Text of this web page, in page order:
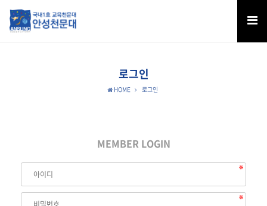
로그인
HOME 로그인
MEMBER LOGIN